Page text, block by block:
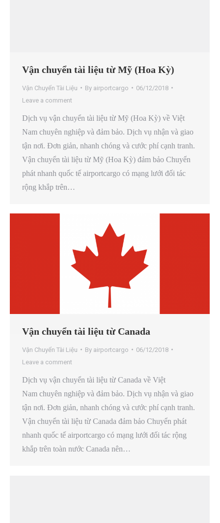
Vận chuyển tài liệu từ Mỹ (Hoa Kỳ)
Vận Chuyển Tài Liệu By airportcargo
06/12/2018
Leave a comment
Dịch vụ vận chuyển tài liệu từ Mỹ (Hoa Kỳ) về Việt
Nam chuyên nghiệp và đảm bảo. Dịch vụ nhận và giao
tận nơi. Đơn giản, nhanh chóng và cước phí cạnh tranh.
Vận chuyển tài liệu từ Mỹ (Hoa Kỳ) đảm bảo Chuyển
phát nhanh quốc tế airportcargo có mạng lưới đối tác
rộng khắp trên…
Vận chuyển tài liệu từ Canada
Vận Chuyển Tài Liệu By airportcargo
06/12/2018
Leave a comment
Dịch vụ vận chuyển tài liệu từ Canada về Việt
Nam chuyên nghiệp và đảm bảo. Dịch vụ nhận và giao
tận nơi. Đơn giản, nhanh chóng và cước phí cạnh tranh.
Vận chuyển tài liệu từ Canada đảm bảo Chuyển phát
nhanh quốc tế airportcargo có mạng lưới đối tác rộng
khắp trên toàn nước Canada nên…